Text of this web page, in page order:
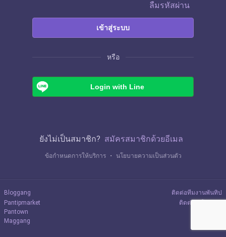
ลืมรหัสผ่าน
เข้าสู่ระบบ
หรือ
Login with Line
ยังไม่เป็นสมาชิก? สมัครสมาชิกด้วยอีเมล
ข้อกำหนดการให้บริการ ・ นโยบายความเป็นส่วนตัว
Bloggang
Pantipmarket
Pantown
Maggang
ติดต่อทีมงานพันทิป
ติดต่อลงโฆษณา